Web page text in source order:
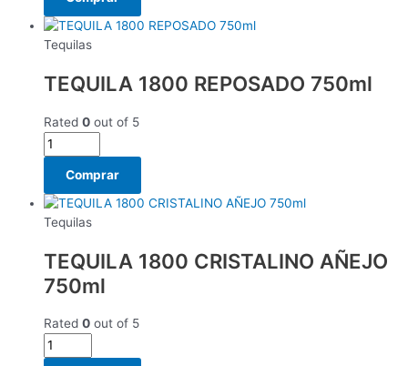
Tequilas
TEQUILA 1800 REPOSADO 750ml
Rated 0 out of 5
Comprar
Tequilas
TEQUILA 1800 CRISTALINO AÑEJO
750ml
Rated 0 out of 5